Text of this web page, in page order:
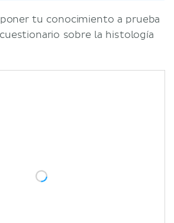
tu conocimiento a prueba
sobre la histología